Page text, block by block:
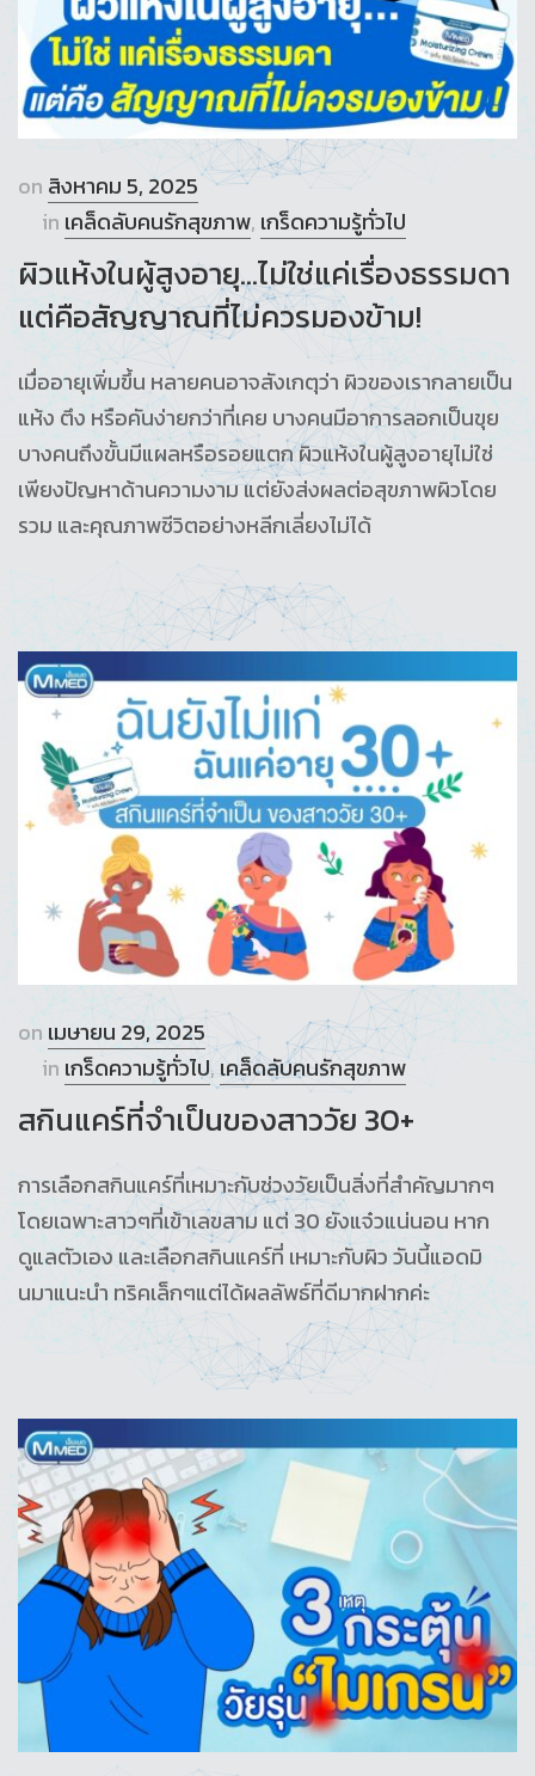
on สิงหาคม 5, 2025
in เคล็ดลับคนรักสุขภาพ, เกร็ดความรู้ทั่วไป
ผิวแห้งในผู้สูงอายุ…ไม่ใช่แค่เรื่องธรรมดา
แต่คือสัญญาณที่ไม่ควรมองข้าม!
เมื่ออายุเพิ่มขึ้น หลายคนอาจสังเกตุว่า ผิวของเรากลายเป็น
แห้ง ตึง หรือคันง่ายกว่าที่เคย บางคนมีอาการลอกเป็นขุย
บางคนถึงขั้นมีแผลหรือรอยแตก ผิวแห้งในผู้สูงอายุไม่ใช่
เพียงปัญหาด้านความงาม แต่ยังส่งผลต่อสุขภาพผิวโดย
รวม และคุณภาพชีวิตอย่างหลีกเลี่ยงไม่ได้
on เมษายน 29, 2025
in เกร็ดความรู้ทั่วไป,เคล็ดลับคนรักสุขภาพ
สกินแคร์ที่จำเป็นของสาววัย 30+
การเลือกสกินแคร์ที่เหมาะกับช่วงวัยเป็นสิ่งที่สำคัญมากๆ
โดยเฉพาะสาวๆที่เข้าเลขสาม แต่ 30 ยังแจ๋วแน่นอน หาก
ดูแลตัวเอง และเลือกสกินแคร์ที่ เหมาะกับผิว วันนี้แอดมิ
นมาแนะนำ ทริคเล็กๆแต่ได้ผลลัพธ์ที่ดีมากฝากค่ะ